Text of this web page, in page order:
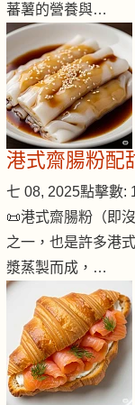
蕃薯的營養與…
港式齋腸粉配
七 08, 2025點擊數:
📜港式齋腸粉（即
之一，也是許多港
漿蒸製而成，…